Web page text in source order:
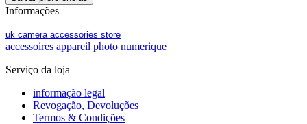
Informações
uk camera accessories store
accessoires appareil photo numerique
Serviço da loja
informação legal
Revogação, Devoluções
Termos & Condições